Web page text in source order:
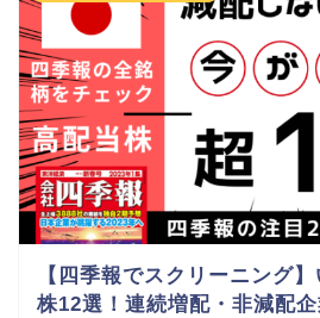
【四季報でスクリーニング
株12選！連続増配・非減配